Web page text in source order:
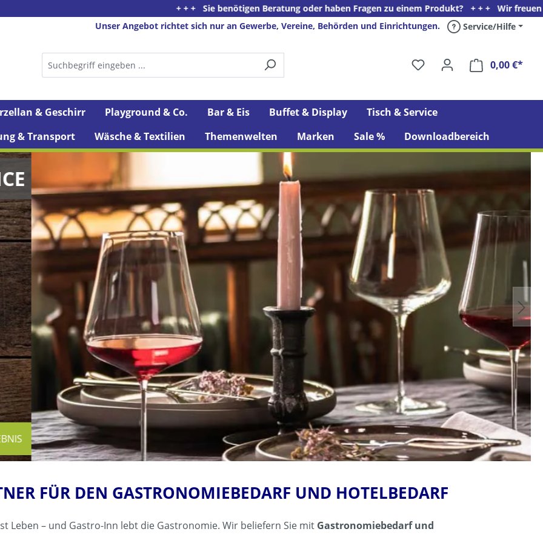
+ + + Sie benötigen Beratung oder haben Fragen zu einem Produkt? + + + Wir freuen uns auf Ihren Anruf
Unser Angebot richtet sich nur an Gewerbe, Vereine, Behörden und Einrichtungen. Service/Hilfe
0,00 €*
& Geschirr Playground & Co. Bar & Eis Buffet & Display
Tisch & Service
& Transport Wäsche & Textilien Themenwelten Marken Sale % Downloadbereich
ZWIESEL GLAS | FUSION
DAS BESTE AUS 2 WELTEN !
FÜR DEN GASTRONOMIEBEDARF UND HOTELBEDARF
Leben – und Gastro-Inn lebt die Gastronomie. Wir beliefern Sie mit Gastronomiebedarf und